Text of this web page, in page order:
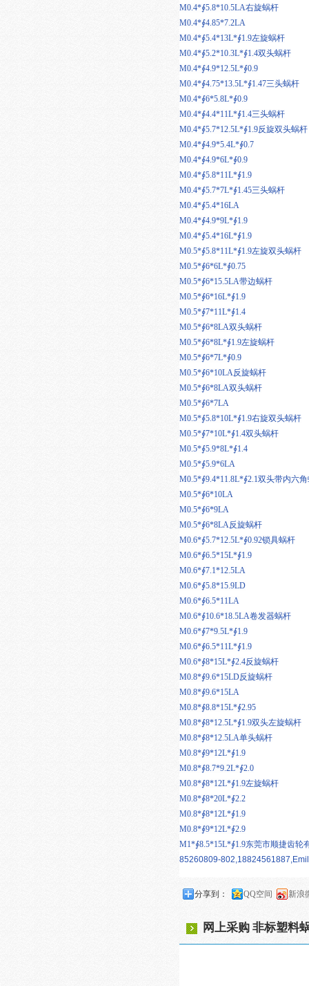
M0.4*∮5.8*10.5LA右旋蜗杆
M0.4*∮4.85*7.2LA
M0.4*∮5.4*13L*∮1.9左旋蜗杆
M0.4*∮5.2*10.3L*∮1.4双头蜗杆
M0.4*∮4.9*12.5L*∮0.9
M0.4*∮4.75*13.5L*∮1.47三头蜗杆
M0.4*∮6*5.8L*∮0.9
M0.4*∮4.4*11L*∮1.4三头蜗杆
M0.4*∮5.7*12.5L*∮1.9反旋双头蜗杆
M0.4*∮4.9*5.4L*∮0.7
M0.4*∮4.9*6L*∮0.9
M0.4*∮5.8*11L*∮1.9
M0.4*∮5.7*7L*∮1.45三头蜗杆
M0.4*∮5.4*16LA
M0.4*∮4.9*9L*∮1.9
M0.4*∮5.4*16L*∮1.9
M0.5*∮5.8*11L*∮1.9左旋双头蜗杆
M0.5*∮6*6L*∮0.75
M0.5*∮6*15.5LA带边蜗杆
M0.5*∮6*16L*∮1.9
M0.5*∮7*11L*∮1.4
M0.5*∮6*8LA双头蜗杆
M0.5*∮6*8L*∮1.9左旋蜗杆
M0.5*∮6*7L*∮0.9
M0.5*∮6*10LA反旋蜗杆
M0.5*∮6*8LA双头蜗杆
M0.5*∮6*7LA
M0.5*∮5.8*10L*∮1.9右旋双头蜗杆
M0.5*∮7*10L*∮1.4双头蜗杆
M0.5*∮5.9*8L*∮1.4
M0.5*∮5.9*6LA
M0.5*∮9.4*11.8L*∮2.1双头带内六
M0.5*∮6*10LA
M0.5*∮6*9LA
M0.5*∮6*8LA反旋蜗杆
M0.6*∮5.7*12.5L*∮0.92锁具蜗杆
M0.6*∮6.5*15L*∮1.9
M0.6*∮7.1*12.5LA
M0.6*∮5.8*15.9LD
M0.6*∮6.5*11LA
M0.6*∮10.6*18.5LA卷发器蜗杆
M0.6*∮7*9.5L*∮1.9
M0.6*∮6.5*11L*∮1.9
M0.6*∮8*15L*∮2.4反旋蜗杆
M0.8*∮9.6*15LD反旋蜗杆
M0.8*∮9.6*15LA
M0.8*∮8.8*15L*∮2.95
M0.8*∮8*12.5L*∮1.9双头左旋蜗杆
M0.8*∮8*12.5LA单头蜗杆
M0.8*∮9*12L*∮1.9
M0.8*∮8.7*9.2L*∮2.0
M0.8*∮8*12L*∮1.9左旋蜗杆
M0.8*∮8*20L*∮2.2
M0.8*∮8*12L*∮1.9
M0.8*∮9*12L*∮2.9
M1*∮8.5*15L*∮1.9东莞市顺捷齿轮
85260809-
分享到： QQ空间 新浪
网上采购 非标塑料